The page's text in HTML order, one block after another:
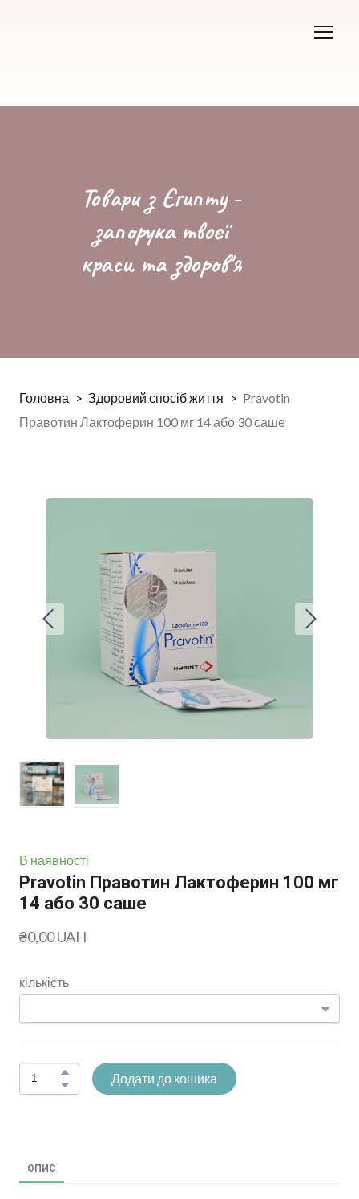
Товари з Єгипту -
запорука твоєї
краси та здоров'я
Головна Здоровий спосіб життя
Pravotin
Правотин Лактоферин 100 мг 14 або 30 саше
В наявності
Pravotin Правотин Лактоферин 100 мг
14 або 30 саше
₴0,00 UAH
кількість
Додати до кошика
ОПИС